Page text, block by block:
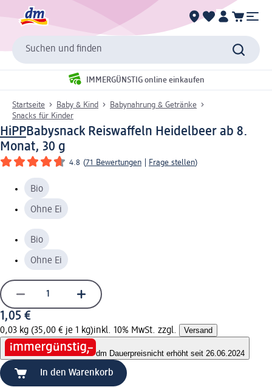
Suchen und finden
IMMERGÜNSTIG online einkaufen
Startseite Baby & Kind
Babynahrung & Getränke
Snacks für Kinder
HiPPBabysnack Reiswaffeln Heidelbeer ab 8.
Monat, 30 g
4.8 (71 Bewertungen Frage stellen)
Bio
Ohne Ei
Bio
Ohne Ei
1,05 €
0,03 kg (35,00 € je 1 kg)inkl. 10% MwSt. zzgl. Versand
dm Dauerpreisnicht erhöht seit 26.06.2024
In den Warenkorb